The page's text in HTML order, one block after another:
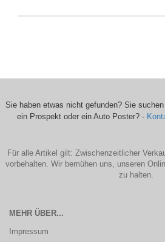
Sie haben etwas nicht gefunden? Sie
ein Prospekt oder ein Auto Poster? -
Für alle Artikel gilt: Zwischenzeitlicher
vorbehalten. Wir bemühen uns, unseren
zu halten.
MEHR ÜBER...
Impressum